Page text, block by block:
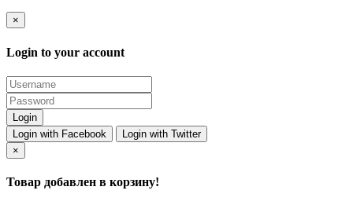
×
Login to your account
Login with Facebook
Login with Twitter
×
Товар добавлен в корзину!